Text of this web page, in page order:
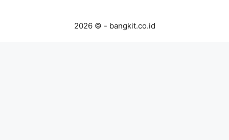
2026 © - bangkit.co.id